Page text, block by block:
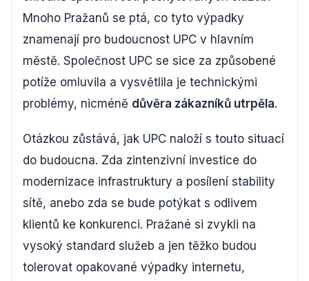
Mnoho Pražanů se ptá, co tyto výpadky
znamenají pro budoucnost UPC v hlavním
městě. Společnost UPC se sice za způsobené
potíže omluvila a vysvětlila je technickými
problémy, nicméně důvěra zákazníků utrpěla.
Otázkou zůstává, jak UPC naloží s touto situací
do budoucna. Zda zintenzivní investice do
modernizace infrastruktury a posílení stability
sítě, anebo zda se bude potýkat s odlivem
klientů ke konkurenci. Pražané si zvykli na
vysoký standard služeb a jen těžko budou
tolerovat opakované výpadky internetu,